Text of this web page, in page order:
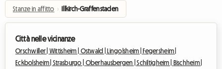
Stanze in affitto › Illkirch-Graffenstaden
Città nelle vicinanze
Orschwiller | Wittisheim | Ostwald | Lingolsheim |
Fegersheim |
Eckbolsheim | Strasburgo | Oberhausbergen |Schiltigheim |
Bischheim |